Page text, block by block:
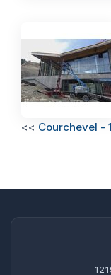
<< Courchevel -